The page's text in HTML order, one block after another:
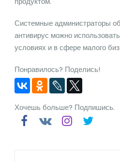
Системные администраторы
антивирус можно
условиях и в сфере малого
Понравилось? Поделись!
Хочешь больше? Подпишись.